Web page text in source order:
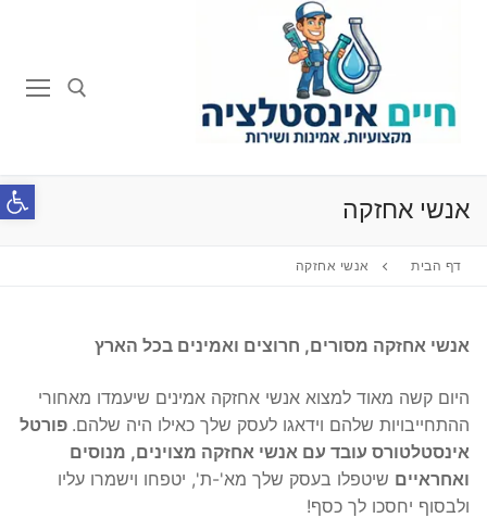
אנשי אחזקה
דף הבית אנשי אחזקה
אנשי אחזקה מסורים, חרוצים ואמינים בכל הארץ
היום קשה מאוד למצוא אנשי אחזקה אמינים שיעמדו מאחורי
ההתחייבויות שלהם וידאגו לעסק שלך כאילו היה שלהם. פורטל
אינסטלטורס עובד עם אנשי אחזקה מצוינים, מנוסים
ואחראיים שיטפלו בעסק שלך מא'-ת', יטפחו וישמרו עליו
ולבסוף יחסכו לך כסף!
פתח